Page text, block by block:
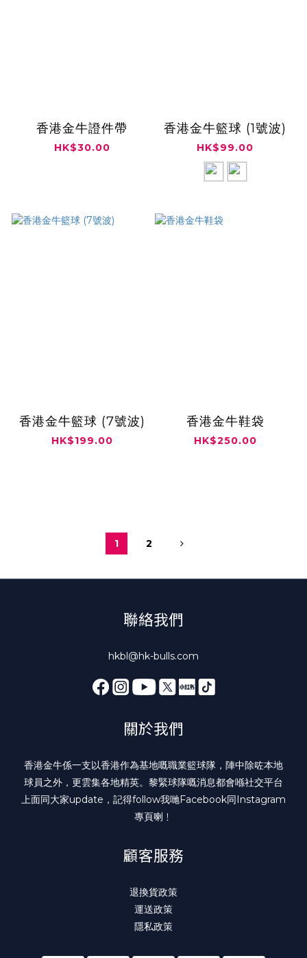
香港金牛證件帶
HK$30.00
香港金牛籃球 (1號波)
HK$99.00
香港金牛籃球 (7號波)
HK$199.00
香港金牛鞋袋
HK$250.00
1 2
聯絡我們
hkbl@hk-bulls.com
關於我們
香港金牛係一支以香港作為基地嘅職業籃球隊，陣中除咗本地
球員之外，更雲集各地精英。黎緊球隊嘅消息都會喺社交平台
上面同大家update，記得follow我哋Facebook同Instagram
專頁喇﹗
顧客服務
退換貨政策
運送政策
隱私政策